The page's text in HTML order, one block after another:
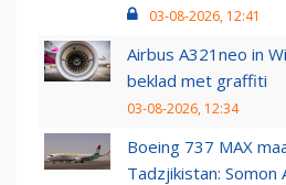
03-08-2026, 12:41
Airbus A321neo in
beklad met graffiti
03-08-2026, 12:34
Boeing 737 MAX
Tadzjikistan: